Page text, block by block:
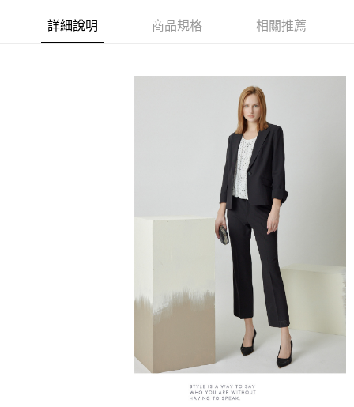
３．安心：先確認商品／服務後，再付款。
【「AFTEE先享後付」結帳流程】
結帳頁面，進行簡訊認證並確認金額後，即可完成結帳。
３．收到繳費通知簡訊後14天內，點擊此簡訊中的連結，可透過四大超商／
ATM／網路銀行／等多元方式進行付款，方視為交易完成。
※ 請注意：結帳手續完成當下不需立刻繳費，但若您需要取消訂單，請聯絡
購買商品的店家。未經商家同意取消之訂單仍視為有效，需透過AFTEE先享
※ 交易是否成功請以「AFTEE先享後付 」之結帳頁面顯示為準，若有關於
是否繳費成功／繳費後需取消欲退款等相關疑問，請聯繫「AFTEE先享後付
https://netprotections.freshdesk.com/support/home
１．透過由恩沛科技股份有限公司提供之「AFTEE先享後付」服務完成之交
易，需依本服務之必要範圍內提供個人資料，並將交易相關給付款項請求債
https://aftee.tw/terms/#terms3
３．未成年的使用者請事先徵得法定代理人或監護人之同意方可使用
「AFTEE先享後付」，若未經同意申辦者引起之損失，本公司不負相關責
４．使用「AFTEE先享後付」時，將依據個別帳號之用戶狀況，依本公司即
時審查核予不同之上限額度；若仍有額度不足之情形，本公司將視審查結果
５．嚴禁一人註冊多個帳號或使用他人資訊註冊。若發現惡意使用之情形，
付款後全家取貨---滿2000元免運
每筆NT$120，滿NT$2,000(含以上)免運費
詳細說明 商品規格 相關推薦